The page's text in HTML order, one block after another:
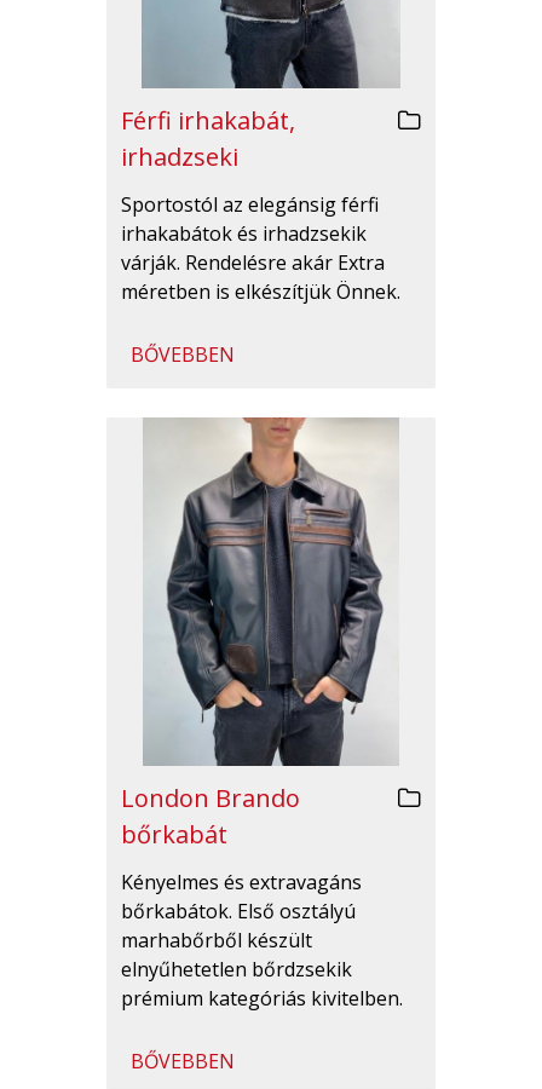
Férfi irhakabát,
irhadzseki
Sportostól az elegánsig férfi
irhakabátok és irhadzsekik
várják. Rendelésre akár Extra
méretben is elkészítjük Önnek.
BŐVEBBEN
London Brando
bőrkabát
Kényelmes és extravagáns
bőrkabátok. Első osztályú
marhabőrből készült
elnyűhetetlen bőrdzsekik
prémium kategóriás kivitelben.
BŐVEBBEN